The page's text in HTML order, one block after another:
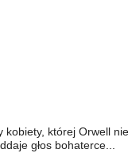
której Orwell nie
głos bohaterce...